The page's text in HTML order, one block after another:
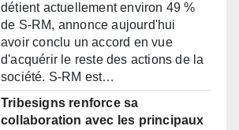
détient actuellement environ 49 %
de S-RM, annonce aujourd'hui
avoir conclu un accord en vue
d'acquérir le reste des actions de la
société. S-RM est…
Tribesigns renforce sa
collaboration avec les principaux